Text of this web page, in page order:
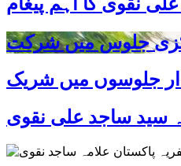
جلوس میں شرکت